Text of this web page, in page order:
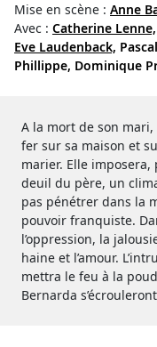
Mise en scène : Anne
Avec : Catherine Lenne,
Eve Laudenback,
Phillippe, Dominique
A la mort de son
fer sur sa maison et
marier. Elle
deuil du père, un
pas pénétrer dans la
pouvoir franquiste.
l’oppression, la
haine et l’amour.
mettra le feu à la
Bernarda